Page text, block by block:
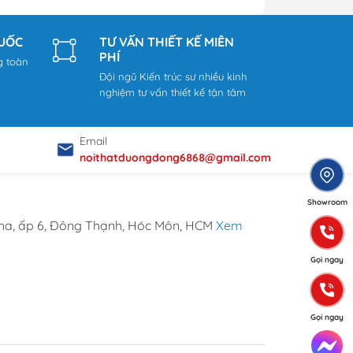
toàn
TƯ VẤN THIẾT KẾ MIỄN
PHÍ
Đội ngũ Kiến trúc sư nhiều kinh
nghiệm tư vấn thiết kế tận tâm
Email
noithatduongdong6868@gmail.com
ấp 6, Đông Thạnh, Hóc Môn, HCM Xem
Showroom
Gọi ngay
Gọi ngay